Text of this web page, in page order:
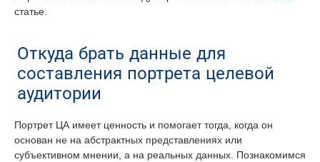
статье.
Откуда брать данные для
составления портрета целевой
аудитории
Портрет ЦА имеет ценность и помогает тогда, когда он
основан не на абстрактных представлениях или
субъективном мнении, а на реальных данных. Познакомимся